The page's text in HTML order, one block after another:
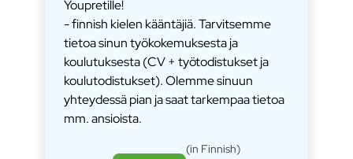
Youpretille!
- finnish kielen kääntäjiä. Tarvitsemme
tietoa sinun työkokemuksesta ja
koulutuksesta (CV + työtodistukset ja
koulutodistukset). Olemme sinuun
yhteydessä pian ja saat tarkempaa tietoa
mm. ansioista.
(in Finnish)